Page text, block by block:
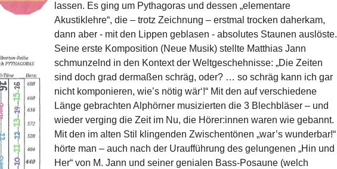
lassen. Es ging um Pythagoras und dessen „elementare
Akustiklehre“, die – trotz Zeichnung – erstmal trocken daherkam,
dann aber - mit den Lippen geblasen - absolutes Staunen auslöste.
Seine erste Komposition (Neue Musik) stellte Matthias Jann
schmunzelnd in den Kontext der Weltgeschehnisse: „Die Zeiten
sind doch grad dermaßen schräg, oder? … so schräg kann ich gar
nicht komponieren, wie’s nötig wär‘!“ Mit den auf verschiedene
Länge gebrachten Alphörner musizierten die 3 Blechbläser – und
wieder verging die Zeit im Nu, die Hörer:innen waren wie gebannt.
Mit den im alten Stil klingenden Zwischentönen „war’s wunderbar!“
hörte man – auch nach der Uraufführung des gelungenen „Hin und
Her“ von M. Jann und seiner genialen Bass-Posaune (welch